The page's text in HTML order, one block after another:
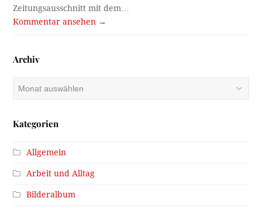
Zeitungsausschnitt mit dem…
Kommentar ansehen →
Archiv
Kategorien
Allgemein
Arbeit und Alltag
Bilderalbum